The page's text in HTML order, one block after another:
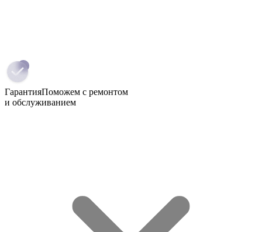
ГарантияПоможем с ремонтом
и обслуживанием